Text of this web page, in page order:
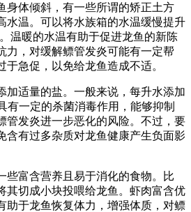
身体倾斜，有一些所谓的矫正土方
水温。可以将水族箱的水温缓慢提升
温暖的水温有助于促进龙鱼的新陈
力，对缓解鳔管发炎可能有一定帮
于急促，以免给龙鱼造成不适。
加适量的盐。一般来说，每升水添加
有一定的杀菌消毒作用，能够抑制
管发炎进一步恶化的风险。不过，要
含有过多杂质对龙鱼健康产生负面影
些富含营养且易于消化的食物。比
其切成小块投喂给龙鱼。虾肉富含优
助于龙鱼恢复体力，增强体质，对鳔